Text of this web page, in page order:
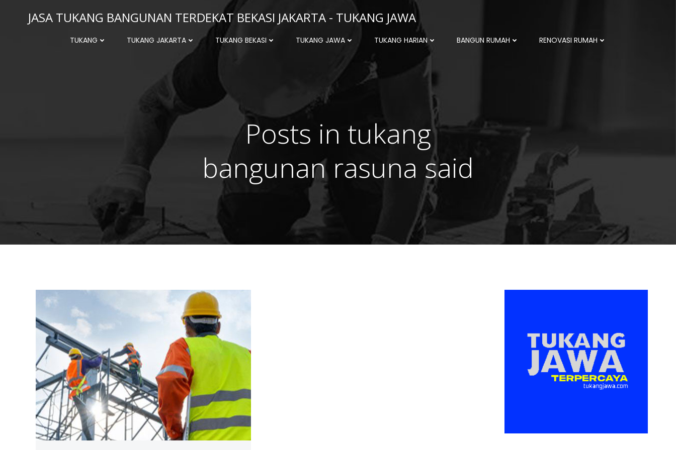
JASA TUKANG BANGUNAN TERDEKAT BEKASI JAKARTA - TUKANG JAWA
TUKANG TUKANG JAKARTA TUKANG BEKASI TUKANG JAWA TUKANG HARIAN BANGUN RUMAH RENOVASI RUMAH
Posts in tukang
bangunan rasuna said